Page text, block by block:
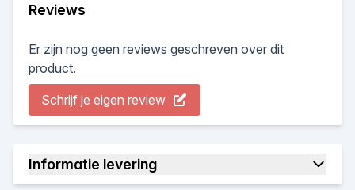
Reviews
Er zijn nog geen reviews geschreven over dit
product.
Schrijf je eigen review
Informatie levering